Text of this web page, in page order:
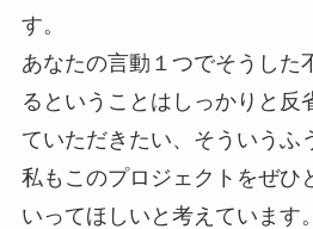
す。
あなたの言動１つでそうした
るということはしっかりと反
ていただきたい、そういうふ
私もこのプロジェクトをぜひ
いってほしいと考えています